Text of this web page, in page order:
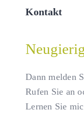
Kontakt
Dann melden
Rufen Sie an
Lernen Sie